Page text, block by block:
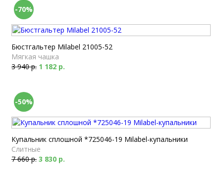
-70%
Бюстгальтер Milabel 21005-52
Мягкая чашка
3 940 р. 1 182 р.
-50%
Купальник сплошной *725046-19 Milabel-купальники
Слитные
7 660 р. 3 830 р.